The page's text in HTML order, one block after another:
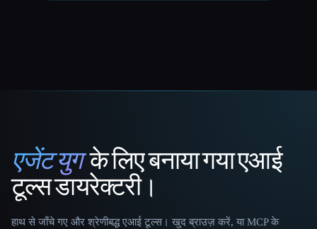
That AI Collection
एजेंट युगके लिए बनाया गया एआई
टूल्स डायरेक्टरी।
हाथ से जाँचे गए और श्रेणीबद्ध एआई टूल्स। खुद ब्राउज़ करें, या MCP के